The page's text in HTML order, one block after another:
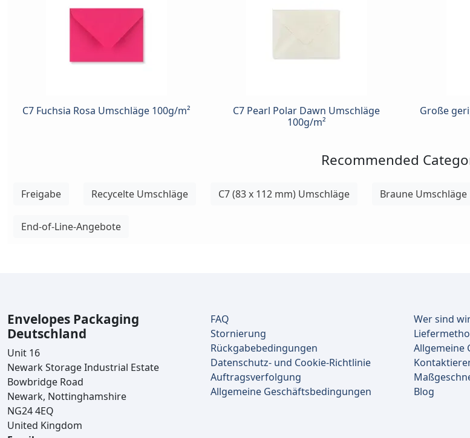
C7 Fuchsia Rosa Umschläge 100g/m²
C7 Pearl Polar Dawn Umschläge
100g/m²
Große
Recommended
Freigabe Recycelte Umschläge C7 (83 x 112 mm) Umschläge Braune Umschläge
End-of-Line-Angebote
Envelopes Packaging
Deutschland
Unit 16
Newark Storage Industrial Estate
Bowbridge Road
Newark, Nottinghamshire
NG24 4EQ
United Kingdom
FAQ
Stornierung
Rückgabebedingungen
Datenschutz- und Cookie-Richtlinie
Auftragsverfolgung
Allgemeine Geschäftsbedingungen
Wer sind
Allgemeine
Blog